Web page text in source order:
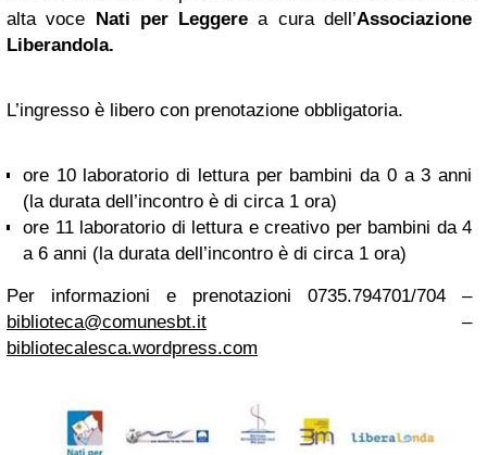
alta voce Nati per Leggerea cura dell’Associazione
Liberandola.
L’ingresso è libero con prenotazione obbligatoria.
ore 10 laboratorio di lettura per bambini da 0 a 3 anni
(la durata dell’incontro è di circa 1 ora)
ore 11 laboratorio di lettura e creativo per bambini da 4
a 6 anni (la durata dell’incontro è di circa 1 ora)
Per informazioni e prenotazioni 0735.794701/704 –
biblioteca@comunesbt.it –
bibliotecalesca.wordpress.com